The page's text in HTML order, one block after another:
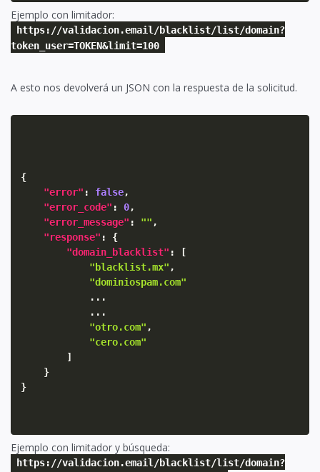
Ejemplo con limitador:
https://validacion.email/blacklist/list/domain?
token_user=TOKEN&limit=100
A esto nos devolverá un JSON con la respuesta de la solicitud.
{
"error" : false,
"error_code" : 0,
"error_message" : "" ,
"response" :
{
"domain_blacklist" :
[
"blacklist.mx" ,
"dominiospam.com"
            ...
            ...
"otro.com" ,
"cero.com"
]
}
}
Ejemplo con limitador y búsqueda:
https://validacion.email/blacklist/list/domain?